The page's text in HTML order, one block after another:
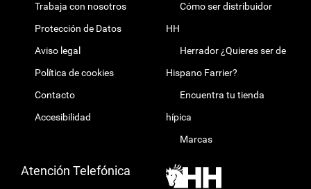
Trabaja con nosotros
Protección de Datos
Aviso legal
Política de cookies
Contacto
Accesibilidad
Cómo ser distribuidor
HH
Herrador ¿Quieres ser de
Hispano Farrier?
Encuentra tu tienda
hípica
Marcas
Atención Telefónica